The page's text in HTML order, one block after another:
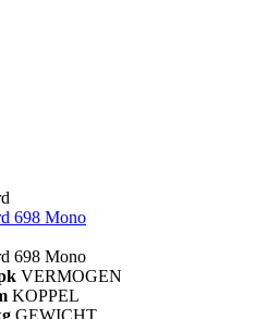
698 Mono
698 Mono
VERMOGEN
KOPPEL
GEWICHT